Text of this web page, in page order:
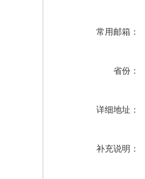
常用邮箱：
省份：
详细地址：
补充说明：